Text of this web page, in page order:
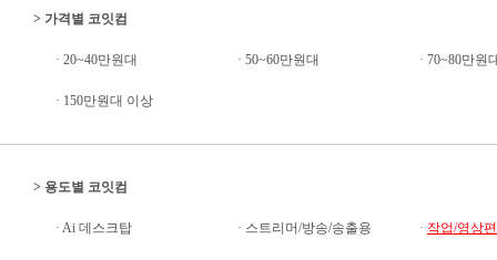
> 가격별 코잇컴
· 20~40만원대 · 50~60만원대 · 70~80만원
· 150만원대 이상
> 용도별 코잇컴
· Ai 데스크탑 · 스트리머/방송/송출용 · 작업/영상